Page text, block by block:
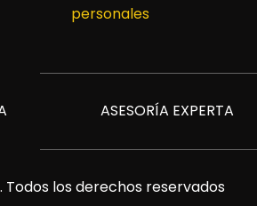
personales
ASESORÍA EXPERTA
los derechos reservados